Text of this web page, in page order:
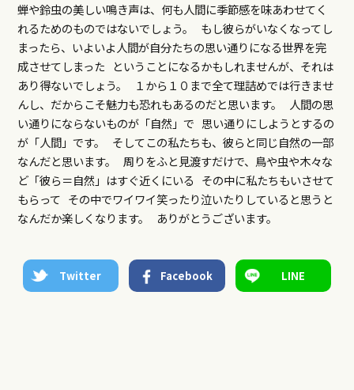
蝉や鈴虫の美しい鳴き声は、何も人間に季節感を味あわせてく
れるためのものではないでしょう。 もし彼らがいなくなってし
まったら、いよいよ人間が自分たちの思い通りになる世界を完
成させてしまった ということになるかもしれませんが、それは
あり得ないでしょう。 １から１０まで全て理詰めでは行きませ
んし、だからこそ魅力も恐れもあるのだと思います。 人間の思
い通りにならないものが「自然」で 思い通りにしようとするの
が「人間」です。 そしてこの私たちも、彼らと同じ自然の一部
なんだと思います。 周りをふと見渡すだけで、鳥や虫や木々な
ど「彼ら＝自然」はすぐ近くにいる その中に私たちもいさせて
もらって その中でワイワイ笑ったり泣いたりしていると思うと
なんだか楽しくなります。 ありがとうございます。
Twitter Facebook LINE